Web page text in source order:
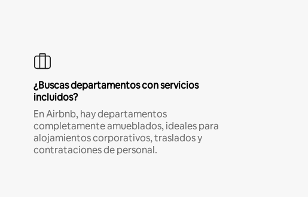
¿Buscas departamentos con servicios
incluidos?
En Airbnb, hay departamentos
completamente amueblados, ideales para
alojamientos corporativos, traslados y
contrataciones de personal.